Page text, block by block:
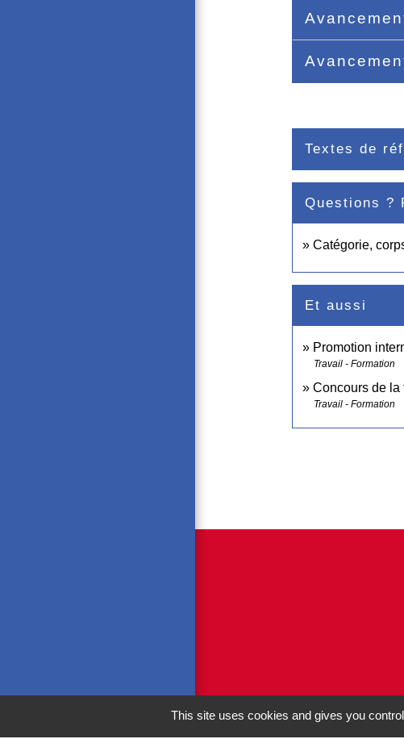
Textes de
Questions ?
Catégorie,
Et aussi
Promotion
Travail - Formation
Concours de
Travail - Formation
This site uses cookies and gives you